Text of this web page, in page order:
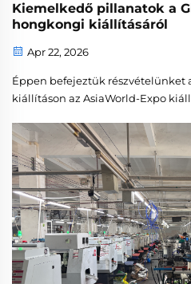
Kiemelkedő pillanatok a
hongkongi kiállításáról
Apr 22, 2026
Éppen befejeztük részvételünket
kiállításon az AsiaWorld-Expo
újrakapcsolódtunk megbízható
ügyfelünkkel is találkoztunk
termékeink...